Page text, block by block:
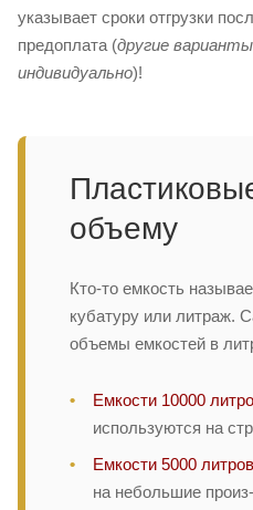
указывает сроки отгрузки
предоплата (другие
индивидуально)!
объему
Кто-то емкость
кубатуру или литраж.
объемы емкостей в
Емкости 10000
используются на
Емкости 5000 литров
на небольшие